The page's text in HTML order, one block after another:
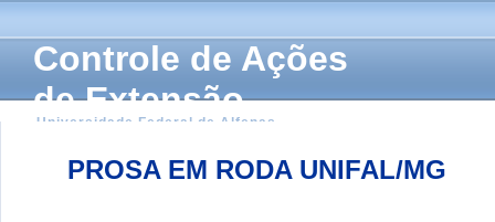
Controle de Ações
de Extensão
Universidade Federal de Alfenas
PROSA EM RODA UNIFAL/MG